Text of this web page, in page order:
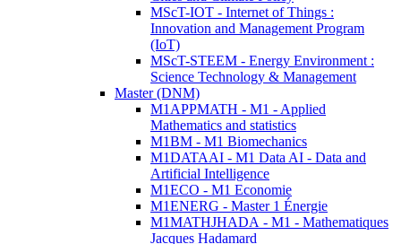
MScT-IOT - Internet of Things :
Innovation and Management Program
(IoT)
MScT-STEEM - Energy Environment :
Science Technology & Management
Master (DNM)
M1APPMATH - M1 - Applied
Mathematics and statistics
M1BM - M1 Biomechanics
M1DATAAI - M1 Data AI - Data and
Artificial Intelligence
M1ECO - M1 Economie
M1ENERG - Master 1 Énergie
M1MATHJHADA - M1 - Mathematiques
Jacques Hadamard